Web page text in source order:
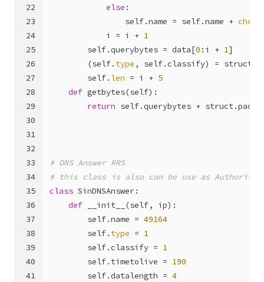
22
23
24
25
26
27
28
29
30
31
32
33
34
35
36
37
38
39
40
41
else :
self.name = self.name + chr
            i = i +
1
self.querybytes = data[0 :i + 1]
        (
self. type , self.classify) =
self. len = i + 5
def getbytes(self):
return self.querybytes + struct.pack(
# DNS Answer RRS
# this class is also can be use as Authority
class SinDNSAnswer:
def
__init__ (self, ip):
self.name = 49164
self. type = 1
self.classify = 1
self.timetolive = 190
self.datalength = 4